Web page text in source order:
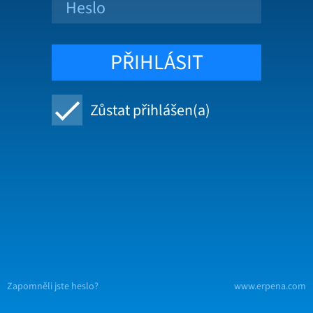
Zůstat přihlášen(a)
Zapomněli jste heslo? www.erpena.com